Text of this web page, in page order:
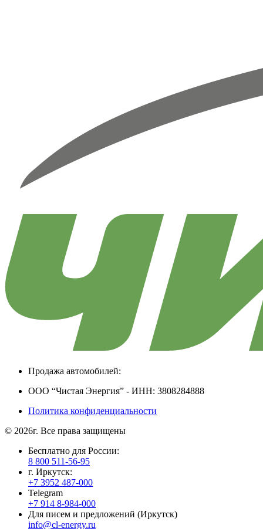
Продажа автомобилей:
ООО “Чистая Энергия” - ИНН: 3808284888
Политика конфиденциальности
© 2026г. Все права защищены
Бесплатно для России:
8 800 511-56-95
г. Иркутск:
+7 3952 487-000
Telegram
+7 914 8-984-000
Для писем и предложений (Иркутск)
info@cl-energy.ru